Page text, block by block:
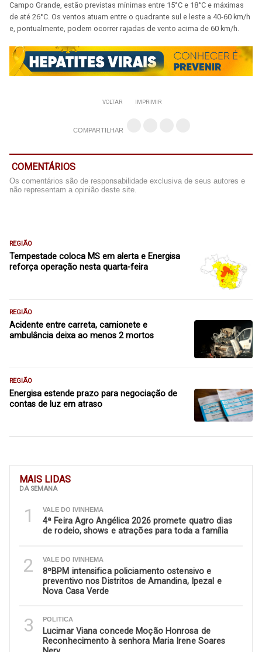
MAIS LIDAS
DA SEMANA
1 VALE DO IVINHEMA
4ª Feira Agro Angélica 2026 promete quatro dias
de rodeio, shows e atrações para toda a família
2 VALE DO IVINHEMA
8ºBPM intensifica policiamento ostensivo e
preventivo nos Distritos de Amandina, Ipezal e
Nova Casa Verde
3 POLITICA
Lucimar Viana concede Moção Honrosa de
Reconhecimento à senhora Maria Irene Soares
Campo Grande, estão previstas mínimas entre 15°C e 18°C e máximas
de até 26°C. Os ventos atuam entre o quadrante sul e leste a 40-60 km/h
e, pontualmente, podem ocorrer rajadas de vento acima de 60 km/h.
VOLTAR IMPRIMIR
COMPARTILHAR
COMENTÁRIOS
Os comentários são de responsabilidade exclusiva de seus autores e
não representam a opinião deste site.
REGIÃO
Tempestade coloca MS em alerta e Energisa
reforça operação nesta quarta-feira
REGIÃO
Acidente entre carreta, camionete e
ambulância deixa ao menos 2 mortos
REGIÃO
Energisa estende prazo para negociação de
contas de luz em atraso